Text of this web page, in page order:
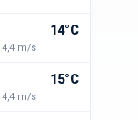
14°C
4,4 m/s
15°C
4,4 m/s